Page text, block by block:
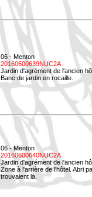
06 - Menton
20160600639NUC2A
Jardin d'agrément de l'ancien
Banc de jardin en rocaille.
06 - Menton
20160600640NUC2A
Jardin d'agrément de l'ancien
Zone à l'arrière de l'hôtel. Abri
trouvaient là.